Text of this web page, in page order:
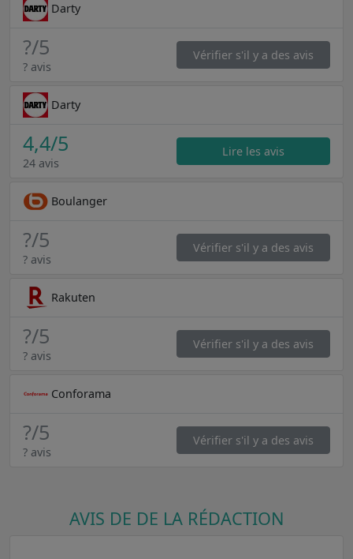
Darty
?/5
? avis
Vérifier s'il y a des avis
Darty
4,4/5
24 avis
Lire les avis
Boulanger
?/5
? avis
Vérifier s'il y a des avis
Rakuten
?/5
? avis
Vérifier s'il y a des avis
Conforama
?/5
? avis
Vérifier s'il y a des avis
AVIS DE DE LA RÉDACTION